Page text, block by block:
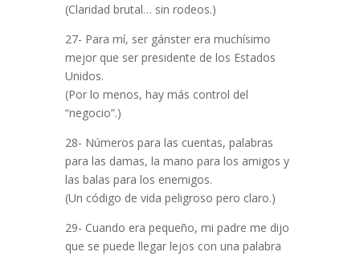
(Claridad brutal… sin rodeos.)
27- Para mí, ser gánster era muchísimo
mejor que ser presidente de los Estados
Unidos.
(Por lo menos, hay más control del
“negocio”.)
28- Números para las cuentas, palabras
para las damas, la mano para los amigos y
las balas para los enemigos.
(Un código de vida peligroso pero claro.)
29- Cuando era pequeño, mi padre me dijo
que se puede llegar lejos con una palabra